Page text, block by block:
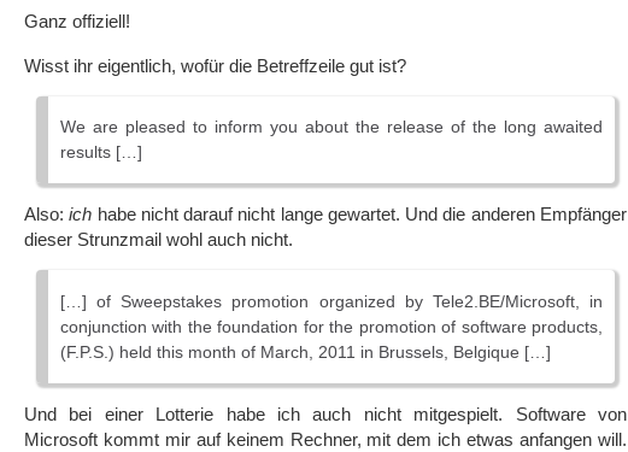
Ganz offiziell!
Wisst ihr eigentlich, wofür die Betreffzeile gut ist?
We are pleased to inform you about the release of the long awaited
results […]
Also:ich habe nicht darauf nicht lange gewartet. Und die anderen Empfänger
dieser Strunzmail wohl auch nicht.
[…] of Sweepstakes promotion organized by Tele2.BE/Microsoft, in
conjunction with the foundation for the promotion of software products,
(F.P.S.) held this month of March, 2011 in Brussels, Belgique […]
Und bei einer Lotterie habe ich auch nicht mitgespielt. Software von
Microsoft kommt mir auf keinem Rechner, mit dem ich etwas anfangen will.